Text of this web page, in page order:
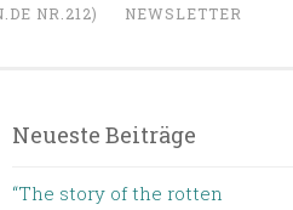
NR.212) NEWSLETTER
Neueste Beiträge
“The story of the rotten